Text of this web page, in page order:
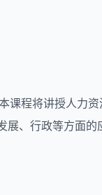
课程将讲授人力
展、行政等方面的